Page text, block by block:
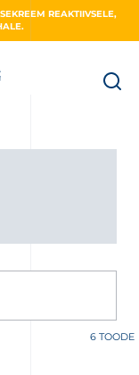
REAKTIIVSELE,
NAHALE.
6 TOODE